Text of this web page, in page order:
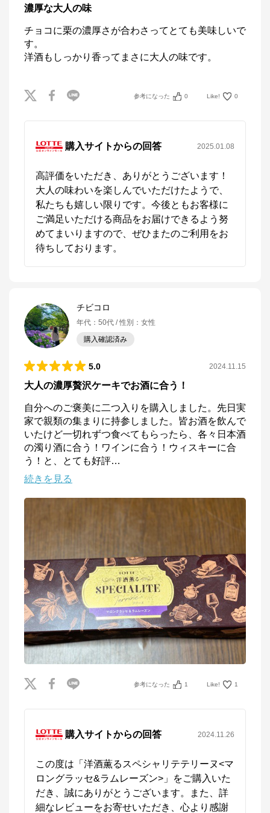
濃厚な大人の味
チョコに栗の濃厚さが合わさってとても美味しいで
す。
洋酒もしっかり香ってまさに大人の味です。
参考になった 0 Like! 0
購入サイトからの回答 2025.01.08
高評価をいただき、ありがとうございます！
大人の味わいを楽しんでいただけたようで、
私たちも嬉しい限りです。今後ともお客様に
ご満足いただける商品をお届けできるよう努
めてまいりますので、ぜひまたのご利用をお
チビコロ
年代 ： 50代 性別 ： 女性
購入確認済み
5.0 2024.11.15
大人の濃厚贅沢ケーキでお酒に合う！
自分へのご褒美に二つ入りを購入しました。先日実
家で親類の集まりに持参しました。皆お酒を飲んで
いたけど一切れずつ食べてもらったら、各々日本酒
の濁り酒に合う！ワインに合う！ウィスキーに合
う！と、とても好評…
続きを見る
参考になった 1 Like! 1
購入サイトからの回答 2024.11.26
この度は「洋酒薫るスペシャリテテリーヌ<マ
ロングラッセ&ラムレーズン>」をご購入いた
だき、誠にありがとうございます。また、詳
細なレビューをお寄せいただき、心より感謝